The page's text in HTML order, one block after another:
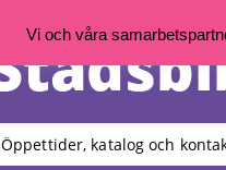
Öppettider, katalog och
Vi och våra